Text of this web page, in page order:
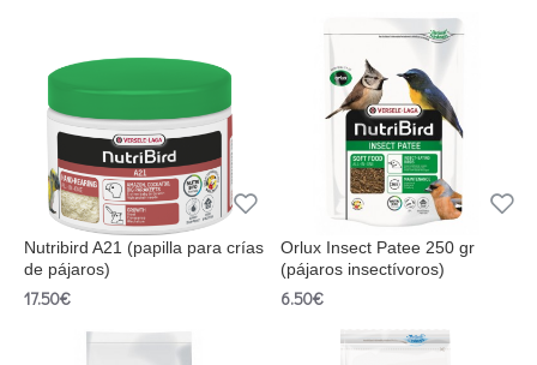
Nutribird A21 (papilla para crías
de pájaros)
17.50€
Orlux Insect Patee 250 gr
(pájaros insectívoros)
6.50€